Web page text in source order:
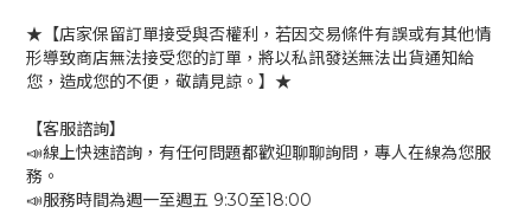
★【店家保留訂單接受與否權利，若因交易條件有誤或有其他情
形導致商店無法接受您的訂單，將以私訊發送無法出貨通知給
您，造成您的不便，敬請見諒。】★
【客服諮詢】
📣線上快速諮詢，有任何問題都歡迎聊聊詢問，專人在線為您服
務。
📣服務時間為週一至週五 9:30至18:00